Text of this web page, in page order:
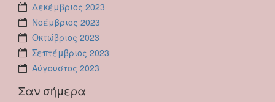
Δεκέμβριος 2023
Νοέμβριος 2023
Οκτώβριος 2023
Σεπτέμβριος 2023
Αύγουστος 2023
Σαν σήμερα